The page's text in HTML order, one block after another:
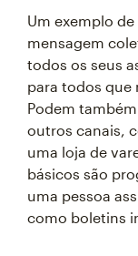
Um exemplo de
mensagem
todos os seus
para todos que
Podem
outros canais,
uma loja de
básicos são
uma pessoa
como boletins